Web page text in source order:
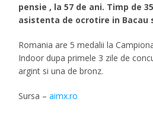
pensie , la 57 de ani. Timp de
asistenta de ocrotire in Bacau
Romania are 5 medalii la
Indoor dupa primele 3 zile de
argint si una de bronz.
Sursa –aimx.ro